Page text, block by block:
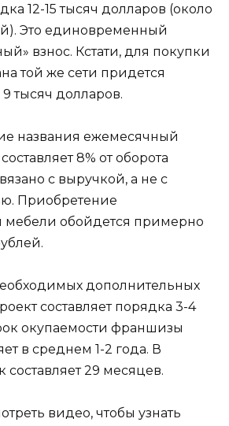
12-15 тысяч долларов (около
Это единовременный
взнос. Кстати, для покупки
той же сети придется
9 тысяч долларов.
названия ежемесячный
8% от оборота
с выручкой, а не с
Приобретение
мебели обойдется примерно
дополнительных
составляет порядка 3-4
окупаемости франшизы
в среднем 1-2 года. В
составляет 29 месяцев.
видео, чтобы узнать